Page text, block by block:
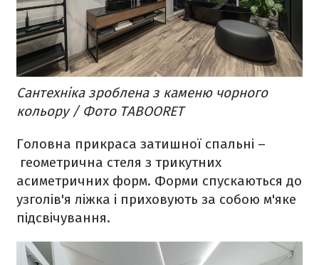
Сантехніка зроблена з каменю чорного
кольору / Фото TABOORET
Головна прикраса затишної спальні –
геометрична стеля з трикутних
асиметричних форм. Форми спускаються до
узголів'я ліжка і приховують за собою м'яке
підсвічування.